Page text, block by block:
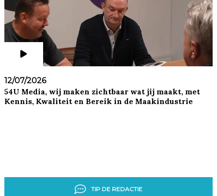
12/07/2026
54U Media, wij maken zichtbaar wat jij maakt, met
Kennis, Kwaliteit en Bereik in de Maakindustrie
TIP DE REDACTIE